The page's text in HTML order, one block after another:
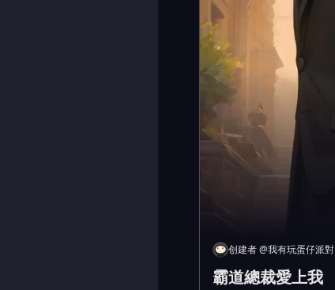
创建者@我有玩蛋仔派對
霸道總裁愛上我